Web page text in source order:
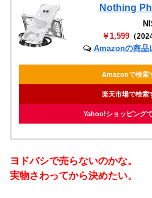
Nothing
￥1,599 （
Amazonの商品
Amazonで検索
楽天市場で検索
Yahoo!ショッピング
ヨドバシで売らないのかな。
実物さわってから決めたい。